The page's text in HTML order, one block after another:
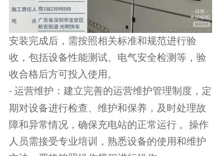
安装完成后，需按照相关标准和规范进行验
收，包括设备性能测试、电气安全检测等，验
收合格后方可投入使用。
-运营维护：建立完善的运营维护管理制度，定
期对设备进行检查、维护和保养，及时处理故
障和异常情况，确保充电站的正常运行 。操作
人员需接受专业培训，熟悉设备的使用和维护